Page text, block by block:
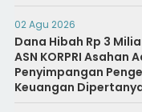
02 Agu 2026
Dana Hibah Rp 3
ASN KORPRI Asahan
Penyimpangan
Keuangan
Diminta Segera Usut